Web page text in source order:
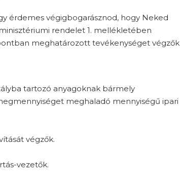
érdemes végigbogarásznod, hogy Neked
rendelet 1. mellékletében
meghatározott tevékenységet végzők
tartozó anyagoknak bármely
meghaladó mennyiségű ipari
végzők.
vezetők.